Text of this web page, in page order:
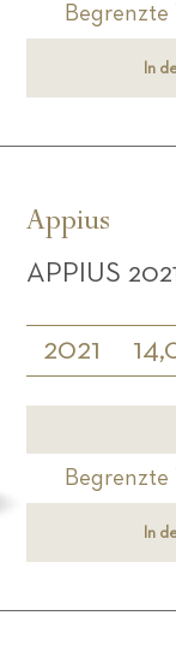
In
Appius
APPIUS
2021
In